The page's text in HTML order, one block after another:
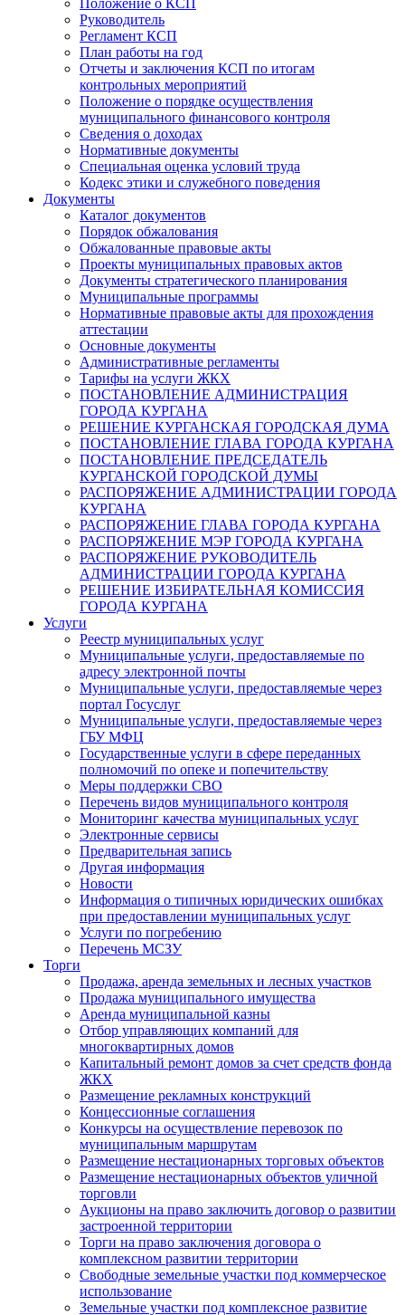
Положение о КСП
Руководитель
Регламент КСП
План работы на год
Отчеты и заключения КСП по итогам
контрольных мероприятий
Положение о порядке осуществления
муниципального финансового контроля
Сведения о доходах
Нормативные документы
Специальная оценка условий труда
Кодекс этики и служебного поведения
Документы
Каталог документов
Порядок обжалования
Обжалованные правовые акты
Проекты муниципальных правовых актов
Документы стратегического планирования
Муниципальные программы
Нормативные правовые акты для прохождения
аттестации
Основные документы
Административные регламенты
Тарифы на услуги ЖКХ
ПОСТАНОВЛЕНИЕ АДМИНИСТРАЦИЯ
ГОРОДА КУРГАНА
РЕШЕНИЕ КУРГАНСКАЯ ГОРОДСКАЯ ДУМА
ПОСТАНОВЛЕНИЕ ГЛАВА ГОРОДА КУРГАНА
ПОСТАНОВЛЕНИЕ ПРЕДСЕДАТЕЛЬ
КУРГАНСКОЙ ГОРОДСКОЙ ДУМЫ
РАСПОРЯЖЕНИЕ АДМИНИСТРАЦИИ ГОРОДА
КУРГАНА
РАСПОРЯЖЕНИЕ ГЛАВА ГОРОДА КУРГАНА
РАСПОРЯЖЕНИЕ МЭР ГОРОДА КУРГАНА
РАСПОРЯЖЕНИЕ РУКОВОДИТЕЛЬ
АДМИНИСТРАЦИИ ГОРОДА КУРГАНА
РЕШЕНИЕ ИЗБИРАТЕЛЬНАЯ КОМИССИЯ
ГОРОДА КУРГАНА
Услуги
Реестр муниципальных услуг
Муниципальные услуги, предоставляемые по
адресу электронной почты
Муниципальные услуги, предоставляемые через
портал Госуслуг
Муниципальные услуги, предоставляемые через
ГБУ МФЦ
Государственные услуги в сфере переданных
полномочий по опеке и попечительству
Меры поддержки СВО
Перечень видов муниципального контроля
Мониторинг качества муниципальных услуг
Электронные сервисы
Предварительная запись
Другая информация
Новости
Информация о типичных юридических ошибках
при предоставлении муниципальных услуг
Услуги по погребению
Перечень МСЗУ
Торги
Продажа, аренда земельных и лесных участков
Продажа муниципального имущества
Аренда муниципальной казны
Отбор управляющих компаний для
многоквартирных домов
Капитальный ремонт домов за счет средств фонда
ЖКХ
Размещение рекламных конструкций
Концессионные соглашения
Конкурсы на осуществление перевозок по
муниципальным маршрутам
Размещение нестационарных торговых объектов
Размещение нестационарных объектов уличной
торговли
Аукционы на право заключить договор о развитии
застроенной территории
Торги на право заключения договора о
комплексном развитии территории
Свободные земельные участки под коммерческое
использование
Земельные участки под комплексное развитие